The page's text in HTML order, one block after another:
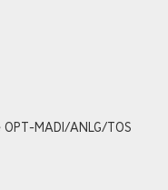
MADI/ANLG/TOS